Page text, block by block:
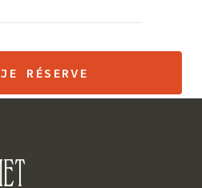
JE RÉSERVE